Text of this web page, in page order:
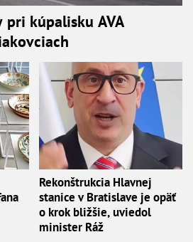
pri kúpalisku AVA
Rekonštrukcia Hlavnej
stanice v Bratislave je opäť
o krok bližšie, uviedol
minister Ráž